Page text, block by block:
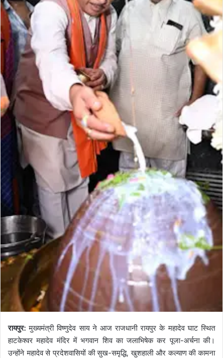
रायपुर: मुख्यमंत्री विष्णुदेव साय ने आज राजधानी रायपुर के महादेव घाट स्थित
हाटकेश्वर महादेव मंदिर में भगवान शिव का जलाभिषेक कर पूजा-अर्चना की।
उन्होंने महादेव से प्रदेशवासियों की सुख-समृद्धि, खुशहाली और कल्याण की कामना